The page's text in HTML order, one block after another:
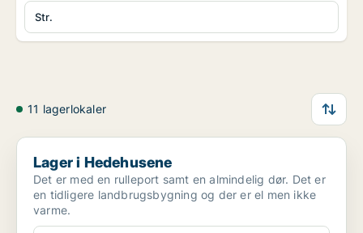
Str.
11 lagerlokaler
Lager i Hedehusene
Lager i Hedehusene
Det er med en rulleport samt en almindelig dør. Det er
en tidligere landbrugsbygning og der er el men ikke
varme.